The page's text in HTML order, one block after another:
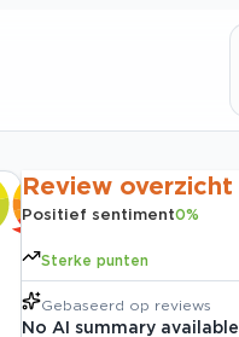
Review overzicht
Positief sentiment0%
Sterke punten
Gebaseerd op reviews
No AI summary available